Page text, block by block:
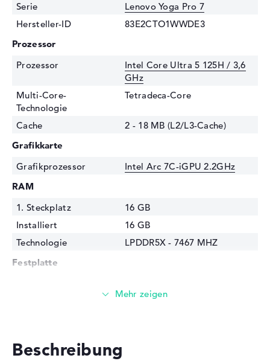
Serie
Lenovo Yoga Pro 7
Hersteller-ID
83E2CTO1WWDE3
Prozessor
Prozessor
Intel Core Ultra 5 125H / 3,6
GHz
Multi-Core-
Technologie
Tetradeca-Core
Cache
2 - 18 MB (L2/L3-Cache)
Grafikkarte
Grafikprozessor
Intel Arc 7C-iGPU 2.2GHz
RAM
1. Steckplatz
16 GB
Installiert
16 GB
Technologie
LPDDR5X - 7467 MHZ
Festplatte
Laufwerks-Typ
Beschreibung